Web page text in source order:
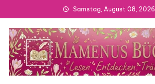
to
content
Samstag, August 08, 2026